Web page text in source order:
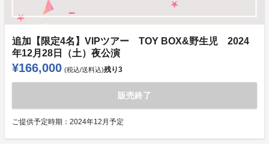
追加【限定4名】VIPツアー TOY BOX&野生児 2024
年12月28日（土）夜公演
¥166,000 (税込/送料込)残り3
販売終了
ご提供予定時期： 2024年12月予定